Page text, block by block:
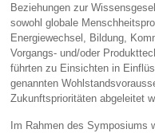
Beziehungen zur
sowohl globale
Energiewechsel, Bildung,
Vorgangs- und/oder
führten zu Einsichten in
genannten
Zukunftsprioritäten abgeleitet
Im Rahmen des Symposiums